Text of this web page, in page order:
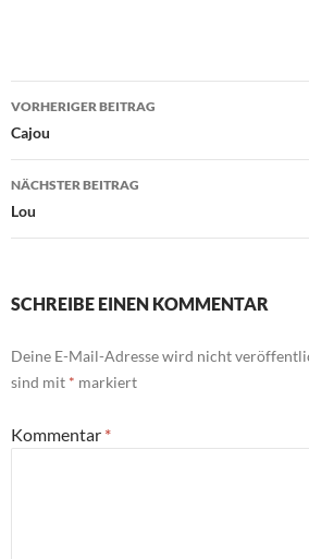
Beitragsnavigation
VORHERIGER BEITRAG
Cajou
NÄCHSTER BEITRAG
Lou
SCHREIBE EINEN KOMMENTAR
Deine E-Mail-Adresse wird nicht
sind mit * markiert
Kommentar *